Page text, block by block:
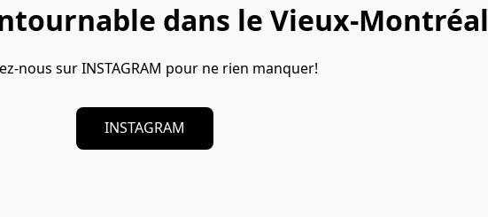
dans le Vieux-Montréal
nous sur INSTAGRAM pour ne rien manquer!
INSTAGRAM